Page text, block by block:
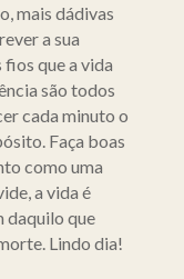
mais dádivas
a sua
que a vida
são todos
cada minuto o
Faça boas
como uma
a vida é
daquilo que
Lindo dia!